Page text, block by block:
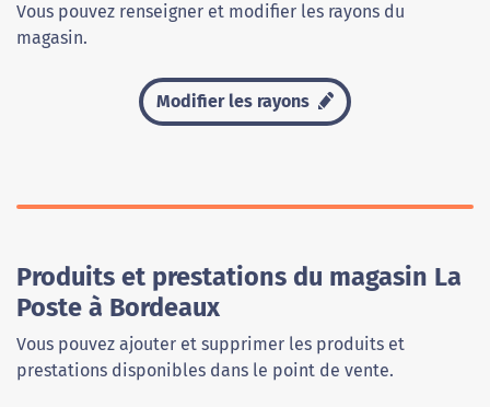
Vous pouvez renseigner et modifier les rayons du
magasin.
Modifier les rayons
Produits et prestations du magasin La
Poste à Bordeaux
Vous pouvez ajouter et supprimer les produits et
prestations disponibles dans le point de vente.